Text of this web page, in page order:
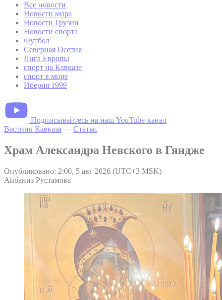
Все новости
Новости мира
Новости Грузии
Новости спорта
Футбол
Северная Осетия
Лига Европы
спорт на Кавказе
спорт в мире
Иберия 1999
Подписывайтесь на наш YouTube-канал
Вестник Кавказа — Статьи
Храм Александра Невского в Гяндже
Опубликовано: 2:00, 5 авг 2026 (UTC+3 MSK)
Айбаниз Рустамова